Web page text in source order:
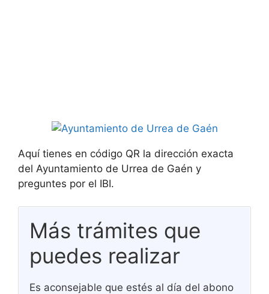
Aquí tienes en código QR la dirección exacta
del Ayuntamiento de Urrea de Gaén y
preguntes por el IBI.
Más trámites que
puedes realizar
Es aconsejable que estés al día del abono